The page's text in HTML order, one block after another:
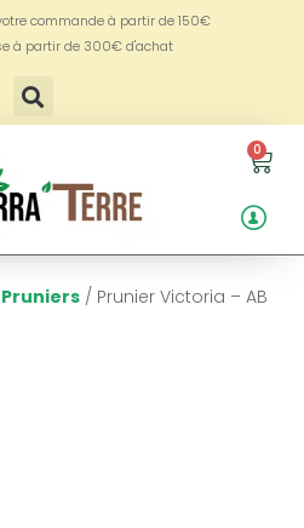
commande à partir de 150€
à partir de 300€ d'achat
0
Pruniers / Prunier Victoria – AB